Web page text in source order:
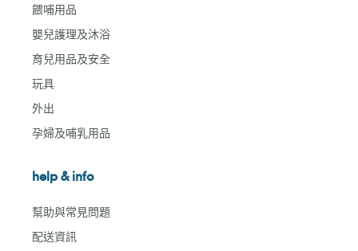
餵哺用品
嬰兒護理及沐浴
育兒用品及安全
玩具
外出
孕婦及哺乳用品
help & info
幫助與常見問題
配送資訊